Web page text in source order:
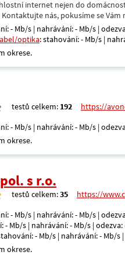
internet nejen do
Kontaktujte nás, pokusíme se
- Mb/s | nahrávání: - Mb/s |
optika: stahování: - Mb/s |
okrese.
testů celkem: 192
https://
- Mb/s | nahrávání: - Mb/s |
okrese.
s r.o.
testů celkem:35
https://
- Mb/s | nahrávání: - Mb/s |
- Mb/s | nahrávání: - Mb/s | odezva:
- Mb/s | nahrávání: - Mb/s
okrese.